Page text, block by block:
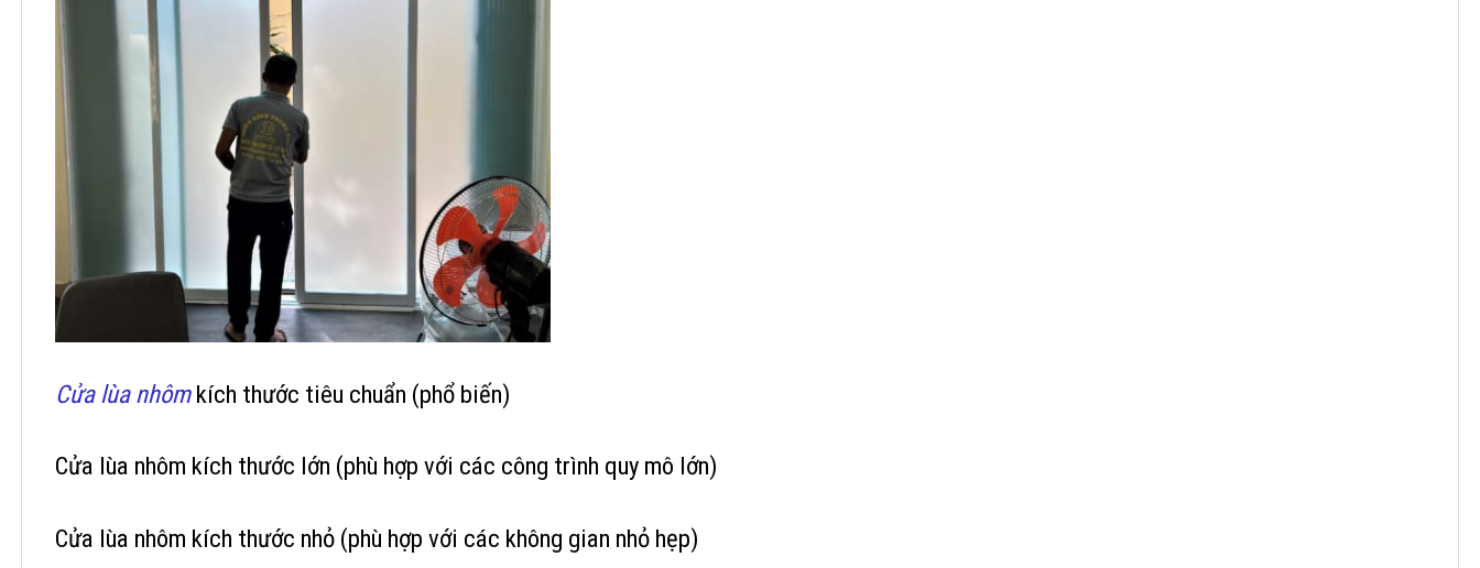
Cửa lùa nhôm kích thước tiêu chuẩn (phổ biến)
Cửa lùa nhôm kích thước lớn (phù hợp với các công trình quy mô lớn)
Cửa lùa nhôm kích thước nhỏ (phù hợp với các không gian nhỏ hẹp)